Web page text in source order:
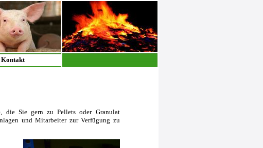
Kontakt
die Sie gern zu Pellets oder Granulat
und Mitarbeiter zur Verfügung zu